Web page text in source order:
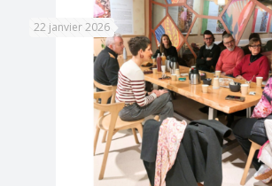
22 janvier 2026